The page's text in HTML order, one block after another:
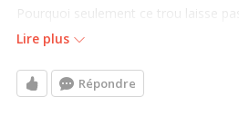
Pourquoi seulement ce trou laisse
peut-il provenir.?
Je me questionne à ce sujet car les
Lire plus
Répondre